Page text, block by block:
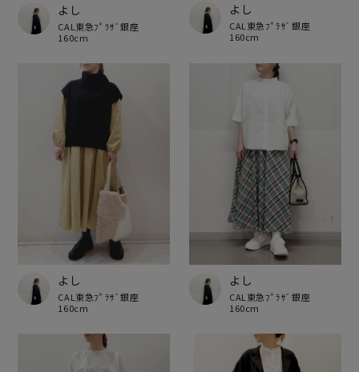
よし
CAL東急ﾌﾟﾗｻﾞ銀座
160cm
よし
CAL東急ﾌﾟﾗｻﾞ銀座
160cm
よし
CAL東急ﾌﾟﾗｻﾞ銀座
160cm
よし
CAL東急ﾌﾟﾗｻﾞ銀座
160cm